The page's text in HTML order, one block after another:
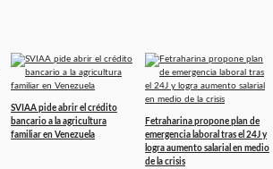
SVIAA pide abrir el crédito
bancario a la agricultura
familiar en Venezuela
Fetraharina propone plan de
emergencia laboral tras el 24J y
logra aumento salarial en medio
de la crisis